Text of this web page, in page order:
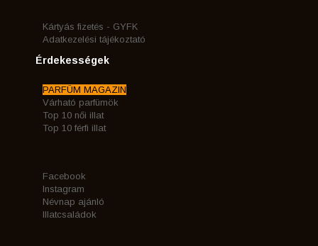
Kártyás fizetés - GYFK
Adatkezelési tájékoztató
Érdekességek
PARFÜM MAGAZIN
Várható parfümök
Top 10 női illat
Top 10 férfi illat
Facebook
Instagram
Névnap ajánló
Illatcsaládok